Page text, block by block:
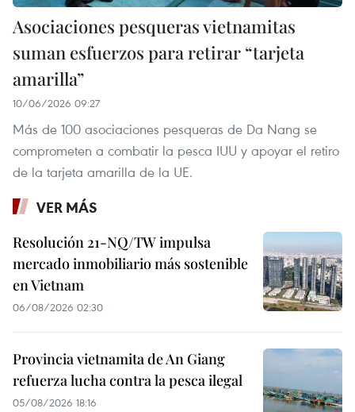
Asociaciones pesqueras vietnamitas
suman esfuerzos para retirar “tarjeta
amarilla”
10/06/2026 09:27
Más de 100 asociaciones pesqueras de Da Nang se
comprometen a combatir la pesca IUU y apoyar el retiro
de la tarjeta amarilla de la UE.
VER MÁS
Resolución 21-NQ/TW impulsa
mercado inmobiliario más sostenible
en Vietnam
06/08/2026 02:30
Provincia vietnamita de An Giang
refuerza lucha contra la pesca ilegal
05/08/2026 18:16